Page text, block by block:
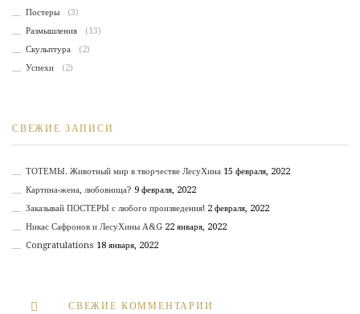
Постеры
(3)
Размышления
(13)
Скульптура
(2)
Успехи
(2)
СВЕЖИЕ ЗАПИСИ
ТОТЕМЫ. Животный мир в творчестве ЛесуХина 15 февраля, 2022
Картина-жена, любовница? 9 февраля, 2022
Заказывай ПОСТЕРЫ с любого произведения! 2 февраля, 2022
Никас Сафронов и ЛесуХины А&G 22 января, 2022
Congratulations 18 января, 2022
СВЕЖИЕ КОММЕНТАРИИ